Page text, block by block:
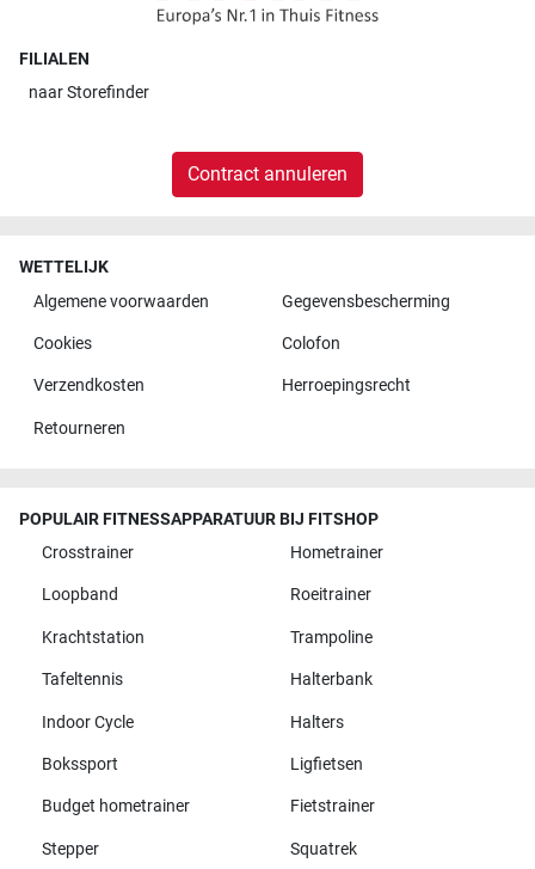
FILIALEN
naarStorefinder
Contract annuleren
WETTELIJK
Algemene voorwaarden
Gegevensbescherming
Cookies Colofon
Verzendkosten Herroepingsrecht
Retourneren
POPULAIR FITNESSAPPARATUUR BIJ FITSHOP
Crosstrainer
Hometrainer
Loopband Roeitrainer
Krachtstation Trampoline
Tafeltennis Halterbank
Indoor Cycle Halters
Bokssport Ligfietsen
Budget hometrainer Fietstrainer
Stepper Squatrek